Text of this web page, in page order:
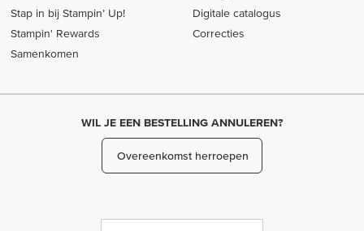
Stap in bij Stampin’ Up!
Stampin' Rewards
Samenkomen
Digitale catalogus
Correcties
WIL JE EEN BESTELLING ANNULEREN?
Overeenkomst herroepen